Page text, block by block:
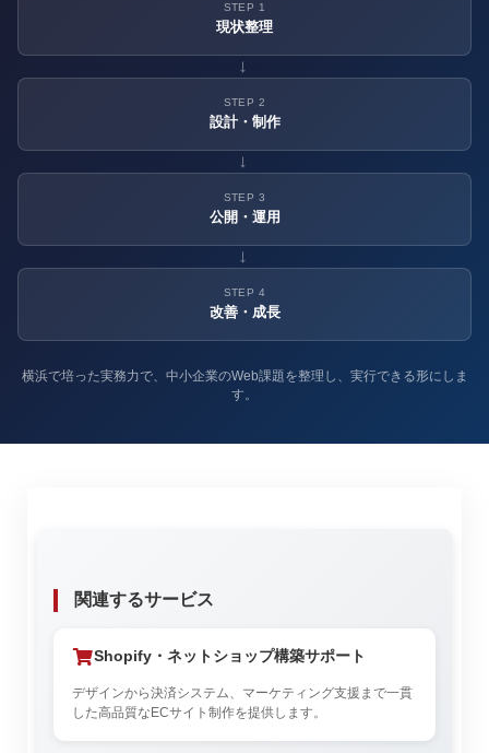
STEP 1
現状整理
→
STEP 2
設計・制作
→
STEP 3
公開・運用
→
STEP 4
改善・成長
横浜で培った実務力で、中小企業のWeb課題を整理し、実行できる形にしま
す。
関連するサービス
Shopify・ネットショップ構築サポート
デザインから決済システム、マーケティング支援まで一貫
した高品質なECサイト制作を提供します。